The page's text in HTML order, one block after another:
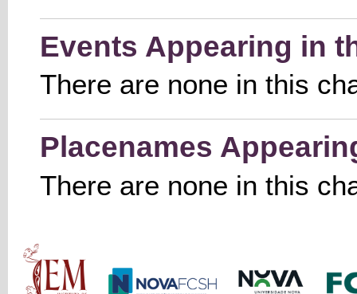
Events Appearing in
There are none in this
Placenames
There are none in this
Main menu